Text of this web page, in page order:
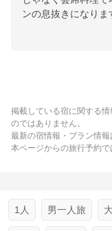
ンの息抜きになりま
掲載している宿に関する
のではありません。
最新の宿情報・プラン情報
本ページからの旅行予約で
1人 男一人旅